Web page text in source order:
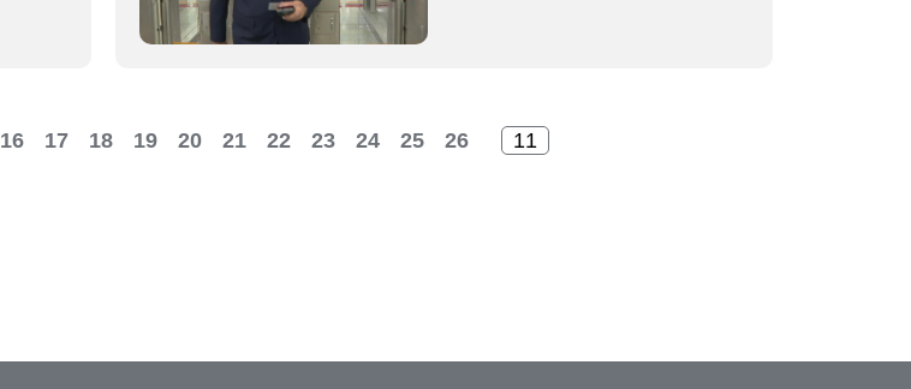
16 17 18 19 20 21 22 23 24 25 26